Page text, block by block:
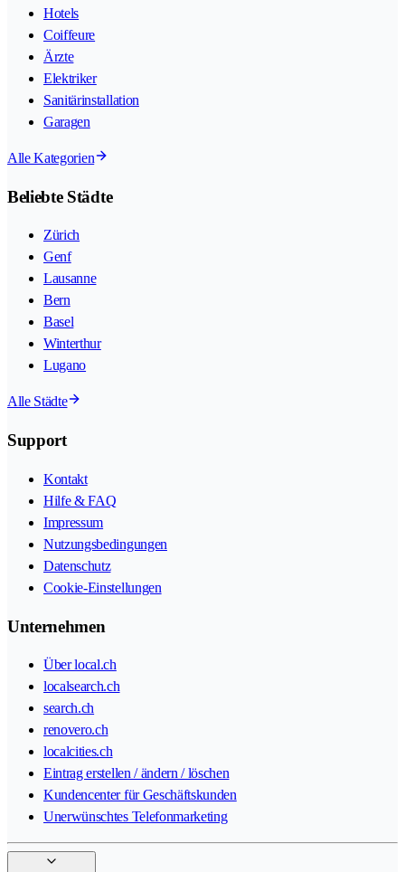
Hotels
Coiffeure
Ärzte
Elektriker
Sanitärinstallation
Garagen
Alle Kategorien
Beliebte Städte
Zürich
Genf
Lausanne
Bern
Basel
Winterthur
Lugano
Alle Städte
Support
Kontakt
Hilfe & FAQ
Impressum
Nutzungsbedingungen
Datenschutz
Cookie-Einstellungen
Unternehmen
Über local.ch
localsearch.ch
search.ch
renovero.ch
localcities.ch
Eintrag erstellen / ändern / löschen
Kundencenter für Geschäftskunden
Unerwünschtes Telefonmarketing